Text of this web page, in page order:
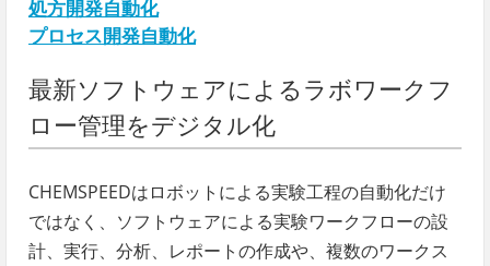
処方開発自動化
プロセス開発自動化
最新ソフトウェアによるラボワークフ
ロー管理をデジタル化
CHEMSPEEDはロボットによる実験工程の自動化だけ
ではなく、ソフトウェアによる実験ワークフローの設
計、実行、分析、レポートの作成や、複数のワークス